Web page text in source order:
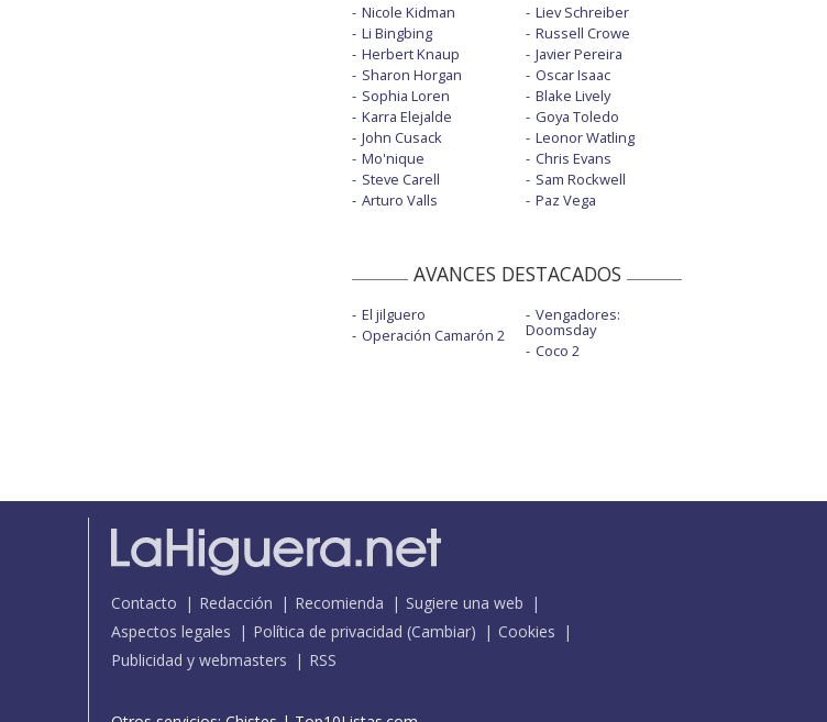
Nicole Kidman
Li Bingbing
Herbert Knaup
Sharon Horgan
Sophia Loren
Karra Elejalde
John Cusack
Mo'nique
Steve Carell
Arturo Valls
Liev Schreiber
Russell Crowe
Javier Pereira
Oscar Isaac
Blake Lively
Goya Toledo
Leonor Watling
Chris Evans
Sam Rockwell
Paz Vega
AVANCES DESTACADOS
El jilguero
Operación Camarón 2
Vengadores:
Doomsday
Coco 2
Contacto Redacción Recomienda
Sugiere una web
Aspectos legales
Política de privacidad (Cambiar)
Cookies
Publicidad y webmasters
RSS